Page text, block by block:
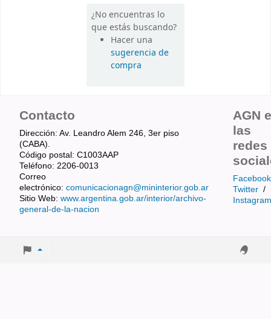
¿No encuentras lo
que estás buscando?
Hacer una
sugerencia de
compra
Contacto
Dirección: Av. Leandro Alem 246, 3er piso
(CABA).
Código postal: C1003AAP
Teléfono: 2206-0013
Correo
electrónico: comunicacionagn@mininterior.gob.ar
Sitio Web: www.argentina.gob.ar/interior/archivo-
general-de-la-nacion
AGN
las
redes
Facebook
Twitter /
Instagram